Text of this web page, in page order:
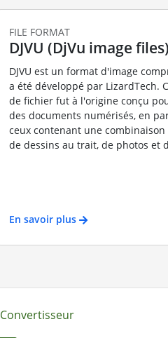
FILE FORMAT
DJVU (DjVu image files)
DJVU est un format d'image
a été développé par LizardTech.
de fichier fut à l'origine conçu
des documents numérisés, en
ceux contenant une combinaison
de dessins au trait, de photos et
En savoir plus
Convertisseur